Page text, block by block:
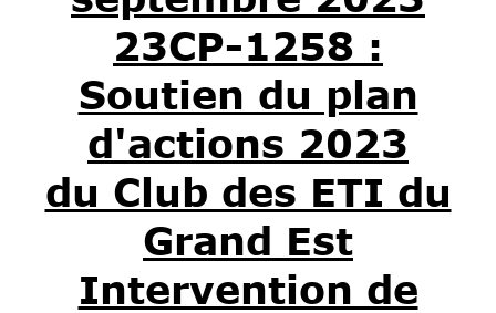
23CP-1258 :
Soutien du plan
d'actions 2023
du Club des ETI du
Grand Est
Intervention de